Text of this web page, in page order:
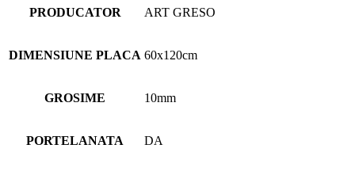
PRODUCATOR ART GRESO
DIMENSIUNE PLACA 60x120cm
GROSIME 10mm
PORTELANATA DA